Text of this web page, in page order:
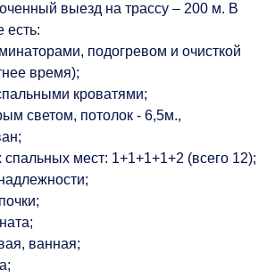
выезд на трассу – 200 м. В
есть:
подогревом и очисткой
время);
кроватями;
светом, потолок - 6,5м.,
мест: 1+1+1+1+2 (всего 12);
ванная;